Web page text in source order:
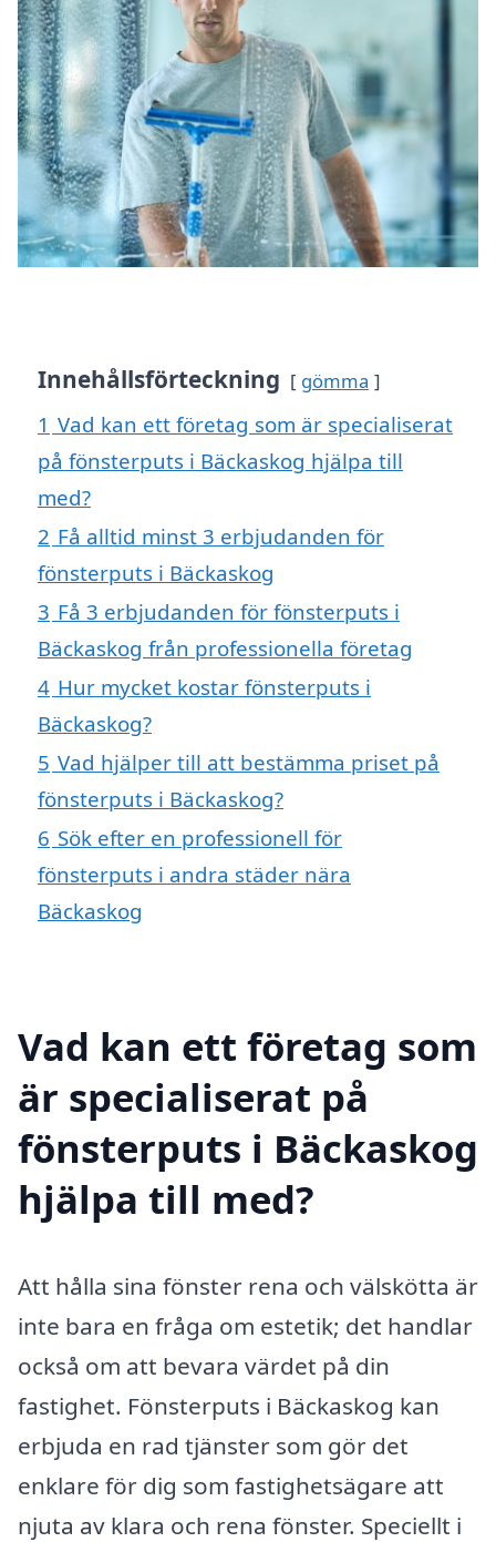
Innehållsförteckning gömma
1 Vad kan ett företag som är specialiserat
på fönsterputs i Bäckaskog hjälpa till
med?
2 Få alltid minst 3 erbjudanden för
fönsterputs i Bäckaskog
3 Få 3 erbjudanden för fönsterputs i
Bäckaskog från professionella företag
4 Hur mycket kostar fönsterputs i
Bäckaskog?
5 Vad hjälper till att bestämma priset på
fönsterputs i Bäckaskog?
6 Sök efter en professionell för
fönsterputs i andra städer nära
Bäckaskog
Vad kan ett företag som
är specialiserat på
fönsterputs i Bäckaskog
hjälpa till med?
Att hålla sina fönster rena och välskötta är
inte bara en fråga om estetik; det handlar
också om att bevara värdet på din
fastighet. Fönsterputs i Bäckaskog kan
erbjuda en rad tjänster som gör det
enklare för dig som fastighetsägare att
njuta av klara och rena fönster. Speciellt i